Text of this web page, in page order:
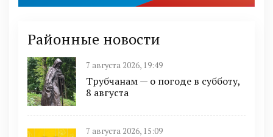
Районные новости
7 августа 2026, 19:49
Трубчанам — о погоде в субботу,
8 августа
7 августа 2026, 15:09